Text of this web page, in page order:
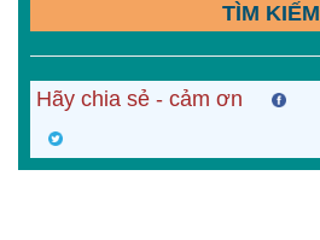
TÌM KIẾM
Hãy chia sẻ - cảm ơn